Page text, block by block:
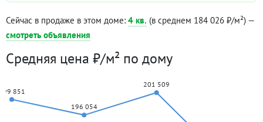
Сейчас в продаже в этом доме: 4 кв. (в среднем 184 026 ₽/м²) —
смотреть объявления
Средняя цена ₽/м² по дому
851
196 054
201 509